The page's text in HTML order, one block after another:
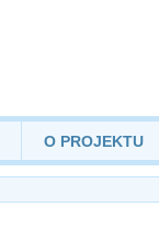
O PROJEKTU